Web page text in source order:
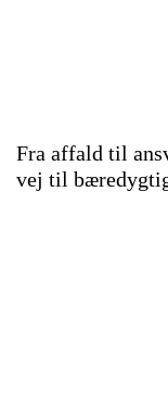
Fra affald til
vej til